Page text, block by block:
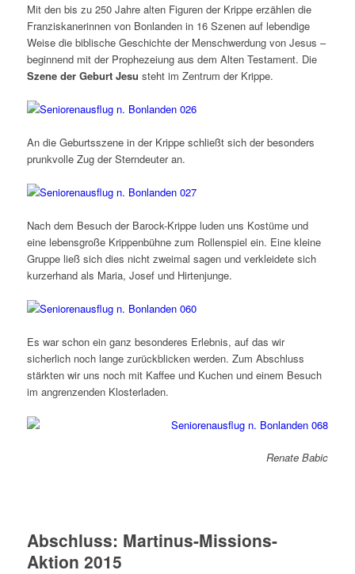
Mit den bis zu 250 Jahre alten Figuren der Krippe erzählen die
Franziskanerinnen von Bonlanden in 16 Szenen auf lebendige
Weise die biblische Geschichte der Menschwerdung von Jesus –
beginnend mit der Prophezeiung aus dem Alten Testament. Die
Szene der Geburt Jesu steht im Zentrum der Krippe.
An die Geburtsszene in der Krippe schließt sich der besonders
prunkvolle Zug der Sterndeuter an.
Nach dem Besuch der Barock-Krippe luden uns Kostüme und
eine lebensgroße Krippenbühne zum Rollenspiel ein. Eine kleine
Gruppe ließ sich dies nicht zweimal sagen und verkleidete sich
kurzerhand als Maria, Josef und Hirtenjunge.
Es war schon ein ganz besonderes Erlebnis, auf das wir
sicherlich noch lange zurückblicken werden. Zum Abschluss
stärkten wir uns noch mit Kaffee und Kuchen und einem Besuch
im angrenzenden Klosterladen.
Renate Babic
Abschluss: Martinus-Missions-
Aktion 2015